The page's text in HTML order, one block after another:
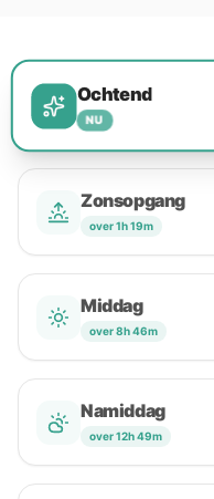
Ochtend
NU
Zonsopgang
over 1h 19m
Middag
over 8h 46m
Namiddag
over 12h 49m